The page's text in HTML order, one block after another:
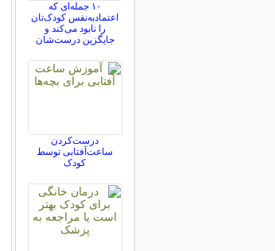
۱۰ جمله‌ای که
اعتمادبه‌نفس کودک‌تان
را نابود می‌کند و
جایگزین درست‌شان
درست‌کردن
ساعت‌آفتابی توسط
کودک